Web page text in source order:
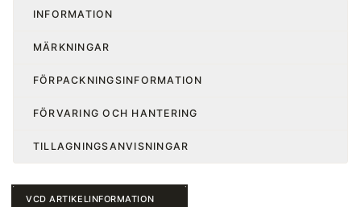
INFORMATION
MÄRKNINGAR
FÖRPACKNINGSINFORMATION
FÖRVARING OCH HANTERING
TILLAGNINGSANVISNINGAR
VCD ARTIKELINFORMATION